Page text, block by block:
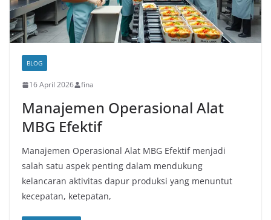
BLOG
16 April 2026 fina
Manajemen Operasional Alat
MBG Efektif
Manajemen Operasional Alat MBG Efektif menjadi
salah satu aspek penting dalam mendukung
kelancaran aktivitas dapur produksi yang menuntut
kecepatan, ketepatan,